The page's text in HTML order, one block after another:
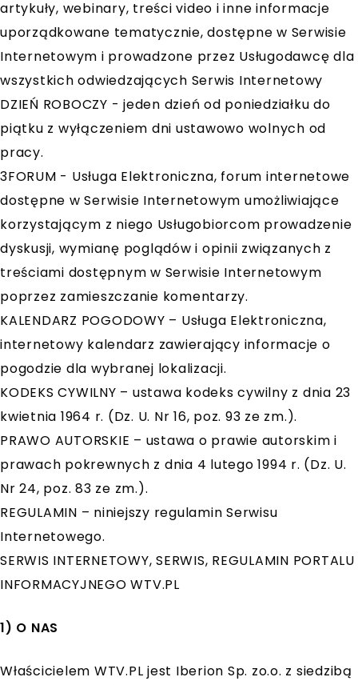
artykuły, webinary, treści video i inne informacje
uporządkowane tematycznie, dostępne w Serwisie
Internetowym i prowadzone przez Usługodawcę dla
wszystkich odwiedzających Serwis Internetowy
DZIEŃ ROBOCZY - jeden dzień od poniedziałku do
piątku z wyłączeniem dni ustawowo wolnych od
pracy.
3FORUM - Usługa Elektroniczna, forum internetowe
dostępne w Serwisie Internetowym umożliwiające
korzystającym z niego Usługobiorcom prowadzenie
dyskusji, wymianę poglądów i opinii związanych z
treściami dostępnym w Serwisie Internetowym
poprzez zamieszczanie komentarzy.
KALENDARZ POGODOWY – Usługa Elektroniczna,
internetowy kalendarz zawierający informacje o
pogodzie dla wybranej lokalizacji.
KODEKS CYWILNY – ustawa kodeks cywilny z dnia 23
kwietnia 1964 r. (Dz. U. Nr 16, poz. 93 ze zm.).
PRAWO AUTORSKIE – ustawa o prawie autorskim i
prawach pokrewnych z dnia 4 lutego 1994 r. (Dz. U.
Nr 24, poz. 83 ze zm.).
REGULAMIN – niniejszy regulamin Serwisu
Internetowego.
SERWIS INTERNETOWY, SERWIS, REGULAMIN PORTALU
INFORMACYJNEGO WTV.PL
1) O NAS
Właścicielem WTV.PL jest Iberion Sp. zo.o. z siedzibą